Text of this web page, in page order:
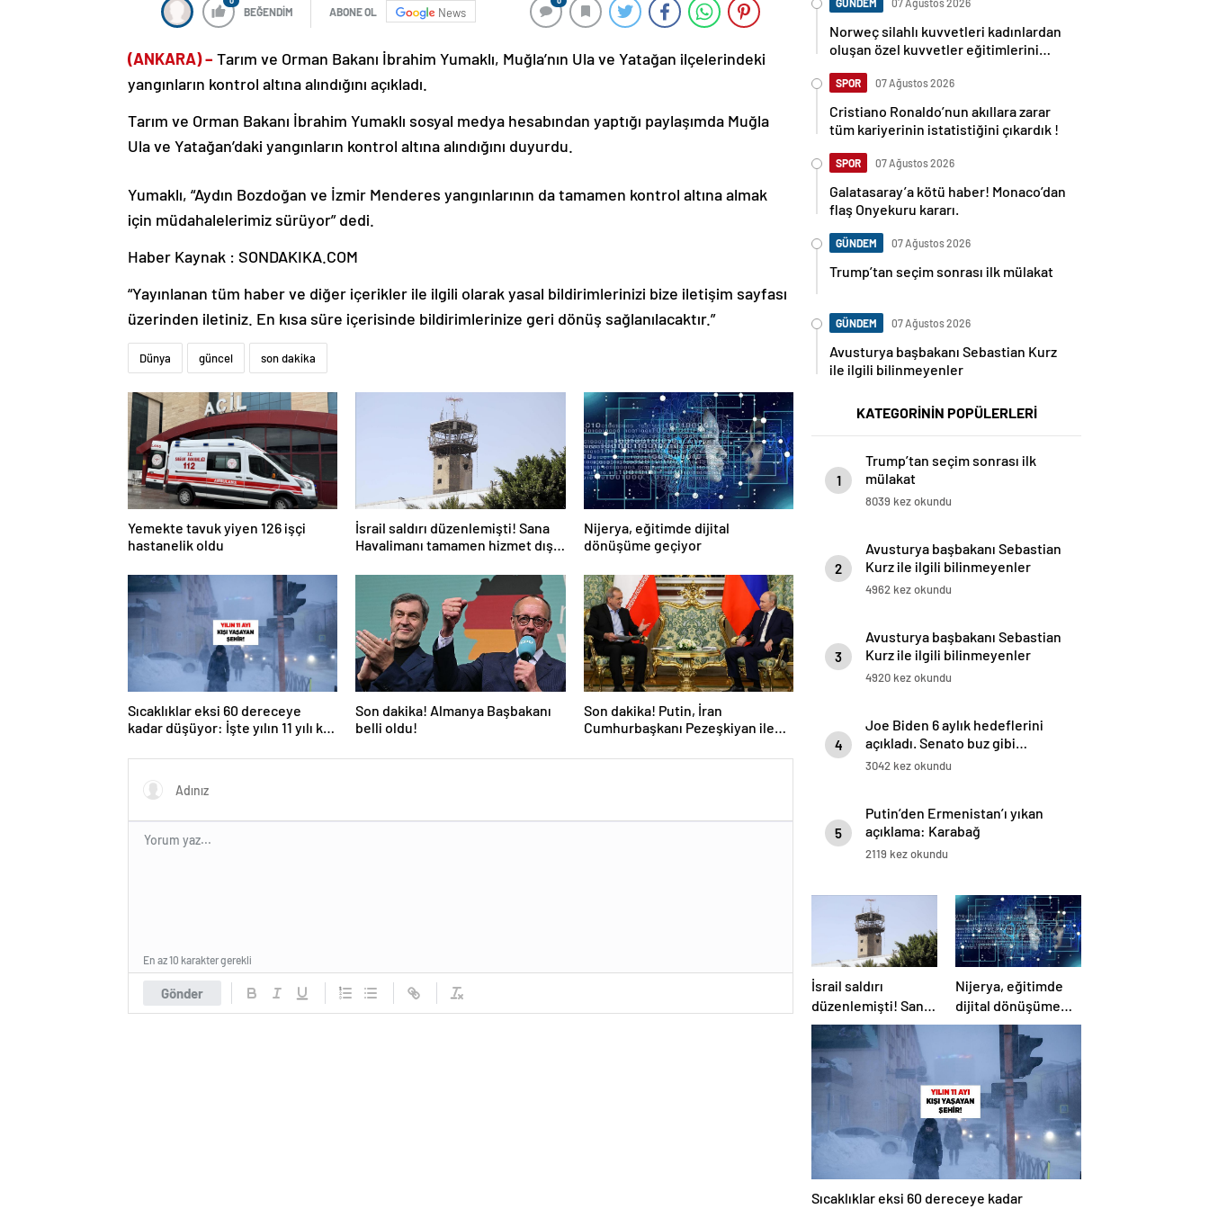
BEĞENDİM ABONE OL News
(ANKARA) – Tarım ve Orman Bakanı İbrahim Yumaklı, Muğla’nın Ula ve Yatağan ilçelerindeki
yangınların kontrol altına alındığını açıkladı.
Tarım ve Orman Bakanı İbrahim Yumaklı sosyal medya hesabından yaptığı paylaşımda Muğla
Ula ve Yatağan’daki yangınların kontrol altına alındığını duyurdu.
Yumaklı, “Aydın Bozdoğan ve İzmir Menderes yangınlarının da tamamen kontrol altına almak
için müdahalelerimiz sürüyor” dedi.
Haber Kaynak : SONDAKIKA.COM
“Yayınlanan tüm haber ve diğer içerikler ile ilgili olarak yasal bildirimlerinizi bize iletişim sayfası
üzerinden iletiniz. En kısa süre içerisinde bildirimlerinize geri dönüş sağlanılacaktır.”
Dünya güncel son dakika
Yemekte tavuk yiyen 126 işçi
hastanelik oldu
İsrail saldırı düzenlemişti! Sana
Havalimanı tamamen hizmet dışı
Nijerya, eğitimde dijital
dönüşüme geçiyor
Sıcaklıklar eksi 60 dereceye
kadar düşüyor: İşte yılın 11 yılı kışı
Son dakika! Almanya Başbakanı
belli oldu!
Son dakika! Putin, İran
Cumhurbaşkanı Pezeşkiyan ile
Gönder
En az 10 karakter gerekli
GÜNDEM 07 Ağustos 2026
Norweç silahlı kuvvetleri kadınlardan
oluşan özel kuvvetler eğitimlerini
SPOR 07 Ağustos 2026
Cristiano Ronaldo’nun akıllara zarar
tüm kariyerinin istatistiğini çıkardık !
SPOR 07 Ağustos 2026
Galatasaray’a kötü haber! Monaco’dan
flaş Onyekuru kararı.
GÜNDEM 07 Ağustos 2026
Trump’tan seçim sonrası ilk mülakat
GÜNDEM 07 Ağustos 2026
Avusturya başbakanı Sebastian Kurz
ile ilgili bilinmeyenler
KATEGORİNİN POPÜLERLERİ
1
Trump’tan seçim sonrası ilk
mülakat
8039 kez okundu
2
Avusturya başbakanı Sebastian
Kurz ile ilgili bilinmeyenler
4962 kez okundu
3
Avusturya başbakanı Sebastian
Kurz ile ilgili bilinmeyenler
4920 kez okundu
4
Joe Biden 6 aylık hedeflerini
açıkladı. Senato buz gibi…
3042 kez okundu
5
Putin’den Ermenistan’ı yıkan
açıklama: Karabağ
Azerbaycan’ın ayrılmaz bir
2119 kez okundu
İsrail saldırı
düzenlemişti! Sana
Havalimanı
tamamen hizmet
dışı kaldı
Nijerya, eğitimde
dijital dönüşüme
geçiyor
Sıcaklıklar eksi 60 dereceye kadar